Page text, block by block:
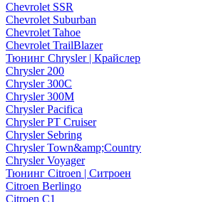
Chevrolet SSR
Chevrolet Suburban
Chevrolet Tahoe
Chevrolet TrailBlazer
Тюнинг Chrysler | Крайслер
Chrysler 200
Chrysler 300C
Chrysler 300M
Chrysler Pacifica
Chrysler PT Cruiser
Chrysler Sebring
Chrysler Town&amp;Country
Chrysler Voyager
Тюнинг Citroen | Ситроен
Citroen Berlingo
Citroen C1